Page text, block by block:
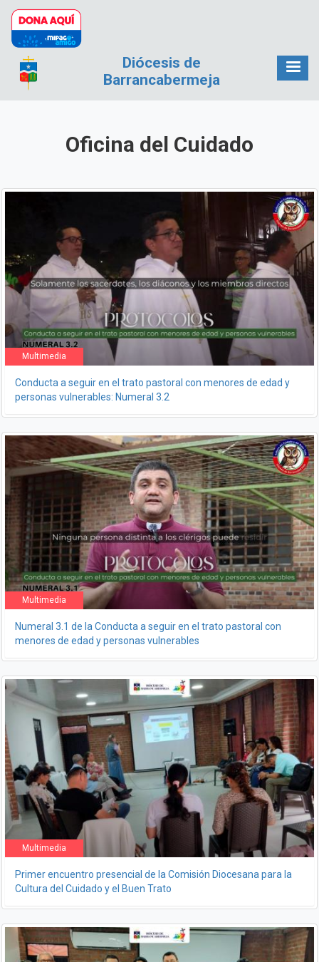
Pasar al contenido principal
Diócesis de
Barrancabermeja
Oficina del Cuidado
Multimedia
Conducta a seguir en el trato pastoral con menores de edad y
personas vulnerables: Numeral 3.2
Multimedia
Numeral 3.1 de la Conducta a seguir en el trato pastoral con
menores de edad y personas vulnerables
Multimedia
Primer encuentro presencial de la Comisión Diocesana para la
Cultura del Cuidado y el Buen Trato